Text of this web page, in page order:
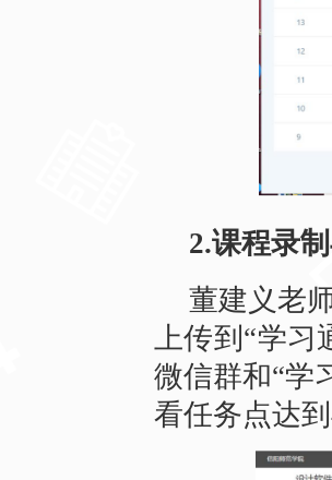
2.课程录
董建义老
上传到“学
微信群和“学
看任务点达